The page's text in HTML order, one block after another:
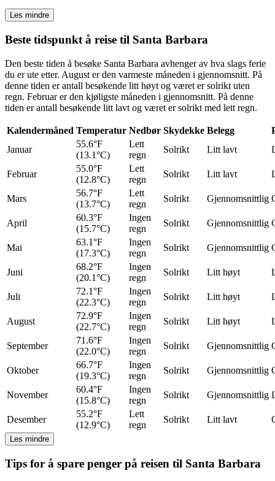
Les mindre
Beste tidspunkt å reise til Santa Barbara
Den beste tiden å besøke Santa Barbara avhenger av hva slags ferie
du er ute etter. August er den varmeste måneden i gjennomsnitt. På
denne tiden er antall besøkende litt høyt og været er solrikt uten
regn. Februar er den kjøligste måneden i gjennomsnitt. På denne
tiden er antall besøkende litt lavt og været er solrikt med lett regn.
Kalendermåned Temperatur Nedbør Skydekke Belegg
Januar
55.6°F
(13.1°C)
Lett
regn
Solrikt Litt lavt
Februar
55.0°F
(12.8°C)
Lett
regn
Solrikt Litt lavt
Mars
56.7°F
(13.7°C)
Lett
regn
Solrikt Gjennomsnittlig
April
60.3°F
(15.7°C)
Ingen
regn
Solrikt Gjennomsnittlig
Mai
63.1°F
(17.3°C)
Ingen
regn
Solrikt Gjennomsnittlig
Juni
68.2°F
(20.1°C)
Ingen
regn
Solrikt Litt høyt
Juli
72.1°F
(22.3°C)
Ingen
regn
Solrikt Litt høyt
August
72.9°F
(22.7°C)
Ingen
regn
Solrikt Litt høyt
September
71.6°F
(22.0°C)
Ingen
regn
Solrikt Gjennomsnittlig
Oktober
66.7°F
(19.3°C)
Ingen
regn
Solrikt Gjennomsnittlig
November
60.4°F
(15.8°C)
Ingen
regn
Solrikt Gjennomsnittlig
Desember
55.2°F
(12.9°C)
Lett
regn
Solrikt Litt lavt
Les mindre
Tips for å spare penger på reisen til Santa Barbara